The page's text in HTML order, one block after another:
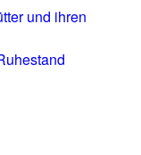
und ihren